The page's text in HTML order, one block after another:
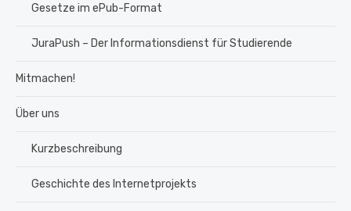
Gesetze im ePub-Format
JuraPush – Der Informationsdienst für Studierende
Mitmachen!
Über uns
Kurzbeschreibung
Geschichte des Internetprojekts